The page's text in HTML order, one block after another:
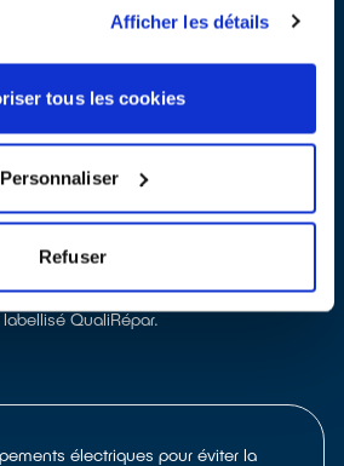
Afficher les détails
tous les cookies
Personnaliser
Refuser
d’électroménager, d'informatique ou
à Paris, renseignez le formulaire ci-
À PARIS
du réparateur, vous verrez pour
petit électroménager, télévision,
: à chaque famille d’appareils son
QualiRépar.
électriques pour éviter la